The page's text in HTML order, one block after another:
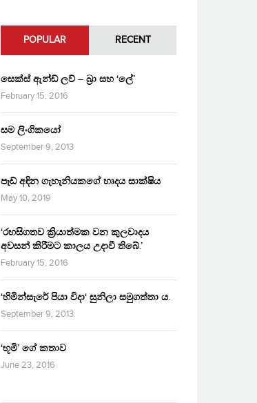
POPULAR RECENT
සෙක්ස් ඇන්ඩ් ලව් – බ්‍රා සහ ‘ලේ’
February 15, 2016
සම ලිංගිකයෝ
September 9, 2013
පෑඩ් අඳින ගැහැනියකගේ හෘදය සාක්ෂිය
May 10, 2019
‘රහසිගතව ක්‍රියාත්මක වන කුලවාදය
අවසන් කිරීමට කාලය උදාවී තිබේ.’
February 15, 2016
‘හිමින්සැරේ පියා විදා‘ සුනිලා සමුගත්තා ය.
September 9, 2013
‘භූමි’ ගේ කතාව
June 23, 2016